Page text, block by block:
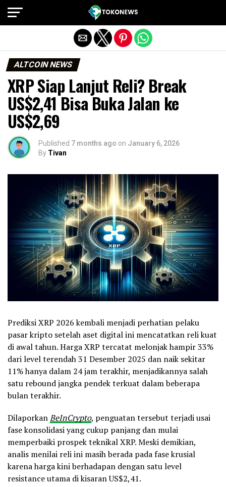
ALTCOIN NEWS
XRP Siap Lanjut Reli? Break
US$2,41 Bisa Buka Jalan ke
US$2,69
Published 7 months ago on January 6, 2026
By Tivan
Prediksi XRP 2026 kembali menjadi perhatian pelaku
pasar kripto setelah aset digital ini mencatatkan reli kuat
di awal tahun. Harga XRP tercatat melonjak hampir 33%
dari level terendah 31 Desember 2025 dan naik sekitar
11% hanya dalam 24 jam terakhir, menjadikannya salah
satu rebound jangka pendek terkuat dalam beberapa
bulan terakhir.
DilaporkanBeInCrypto, penguatan tersebut terjadi usai
fase konsolidasi yang cukup panjang dan mulai
memperbaiki prospek teknikal XRP. Meski demikian,
analis menilai reli ini masih berada pada fase krusial
karena harga kini berhadapan dengan satu level
resistance utama di kisaran US$2,41.
Exit mobile version